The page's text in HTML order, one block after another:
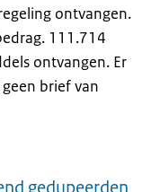
ontvangen.
111.714
ontvangen. Er
brief van